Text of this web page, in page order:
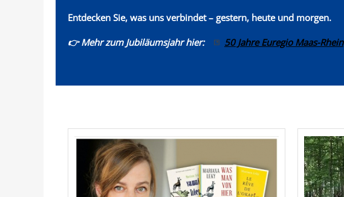
Entdecken Sie, was uns verbindet – gestern, heute und morgen.
👉 Mehr zum Jubiläumsjahr hier: 50 Jahre Euregio Maas-Rhein